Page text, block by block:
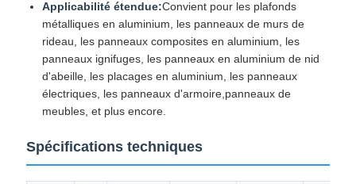
Applicabilité étendue:Convient pour les plafonds
métalliques en aluminium, les panneaux de murs de
rideau, les panneaux composites en aluminium, les
panneaux ignifuges, les panneaux en aluminium de nid
d'abeille, les placages en aluminium, les panneaux
électriques, les panneaux d'armoire,panneaux de
meubles, et plus encore.
Spécifications techniques